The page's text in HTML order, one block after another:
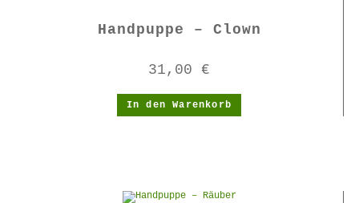
Handpuppe – Clown
31,00 €
In den Warenkorb